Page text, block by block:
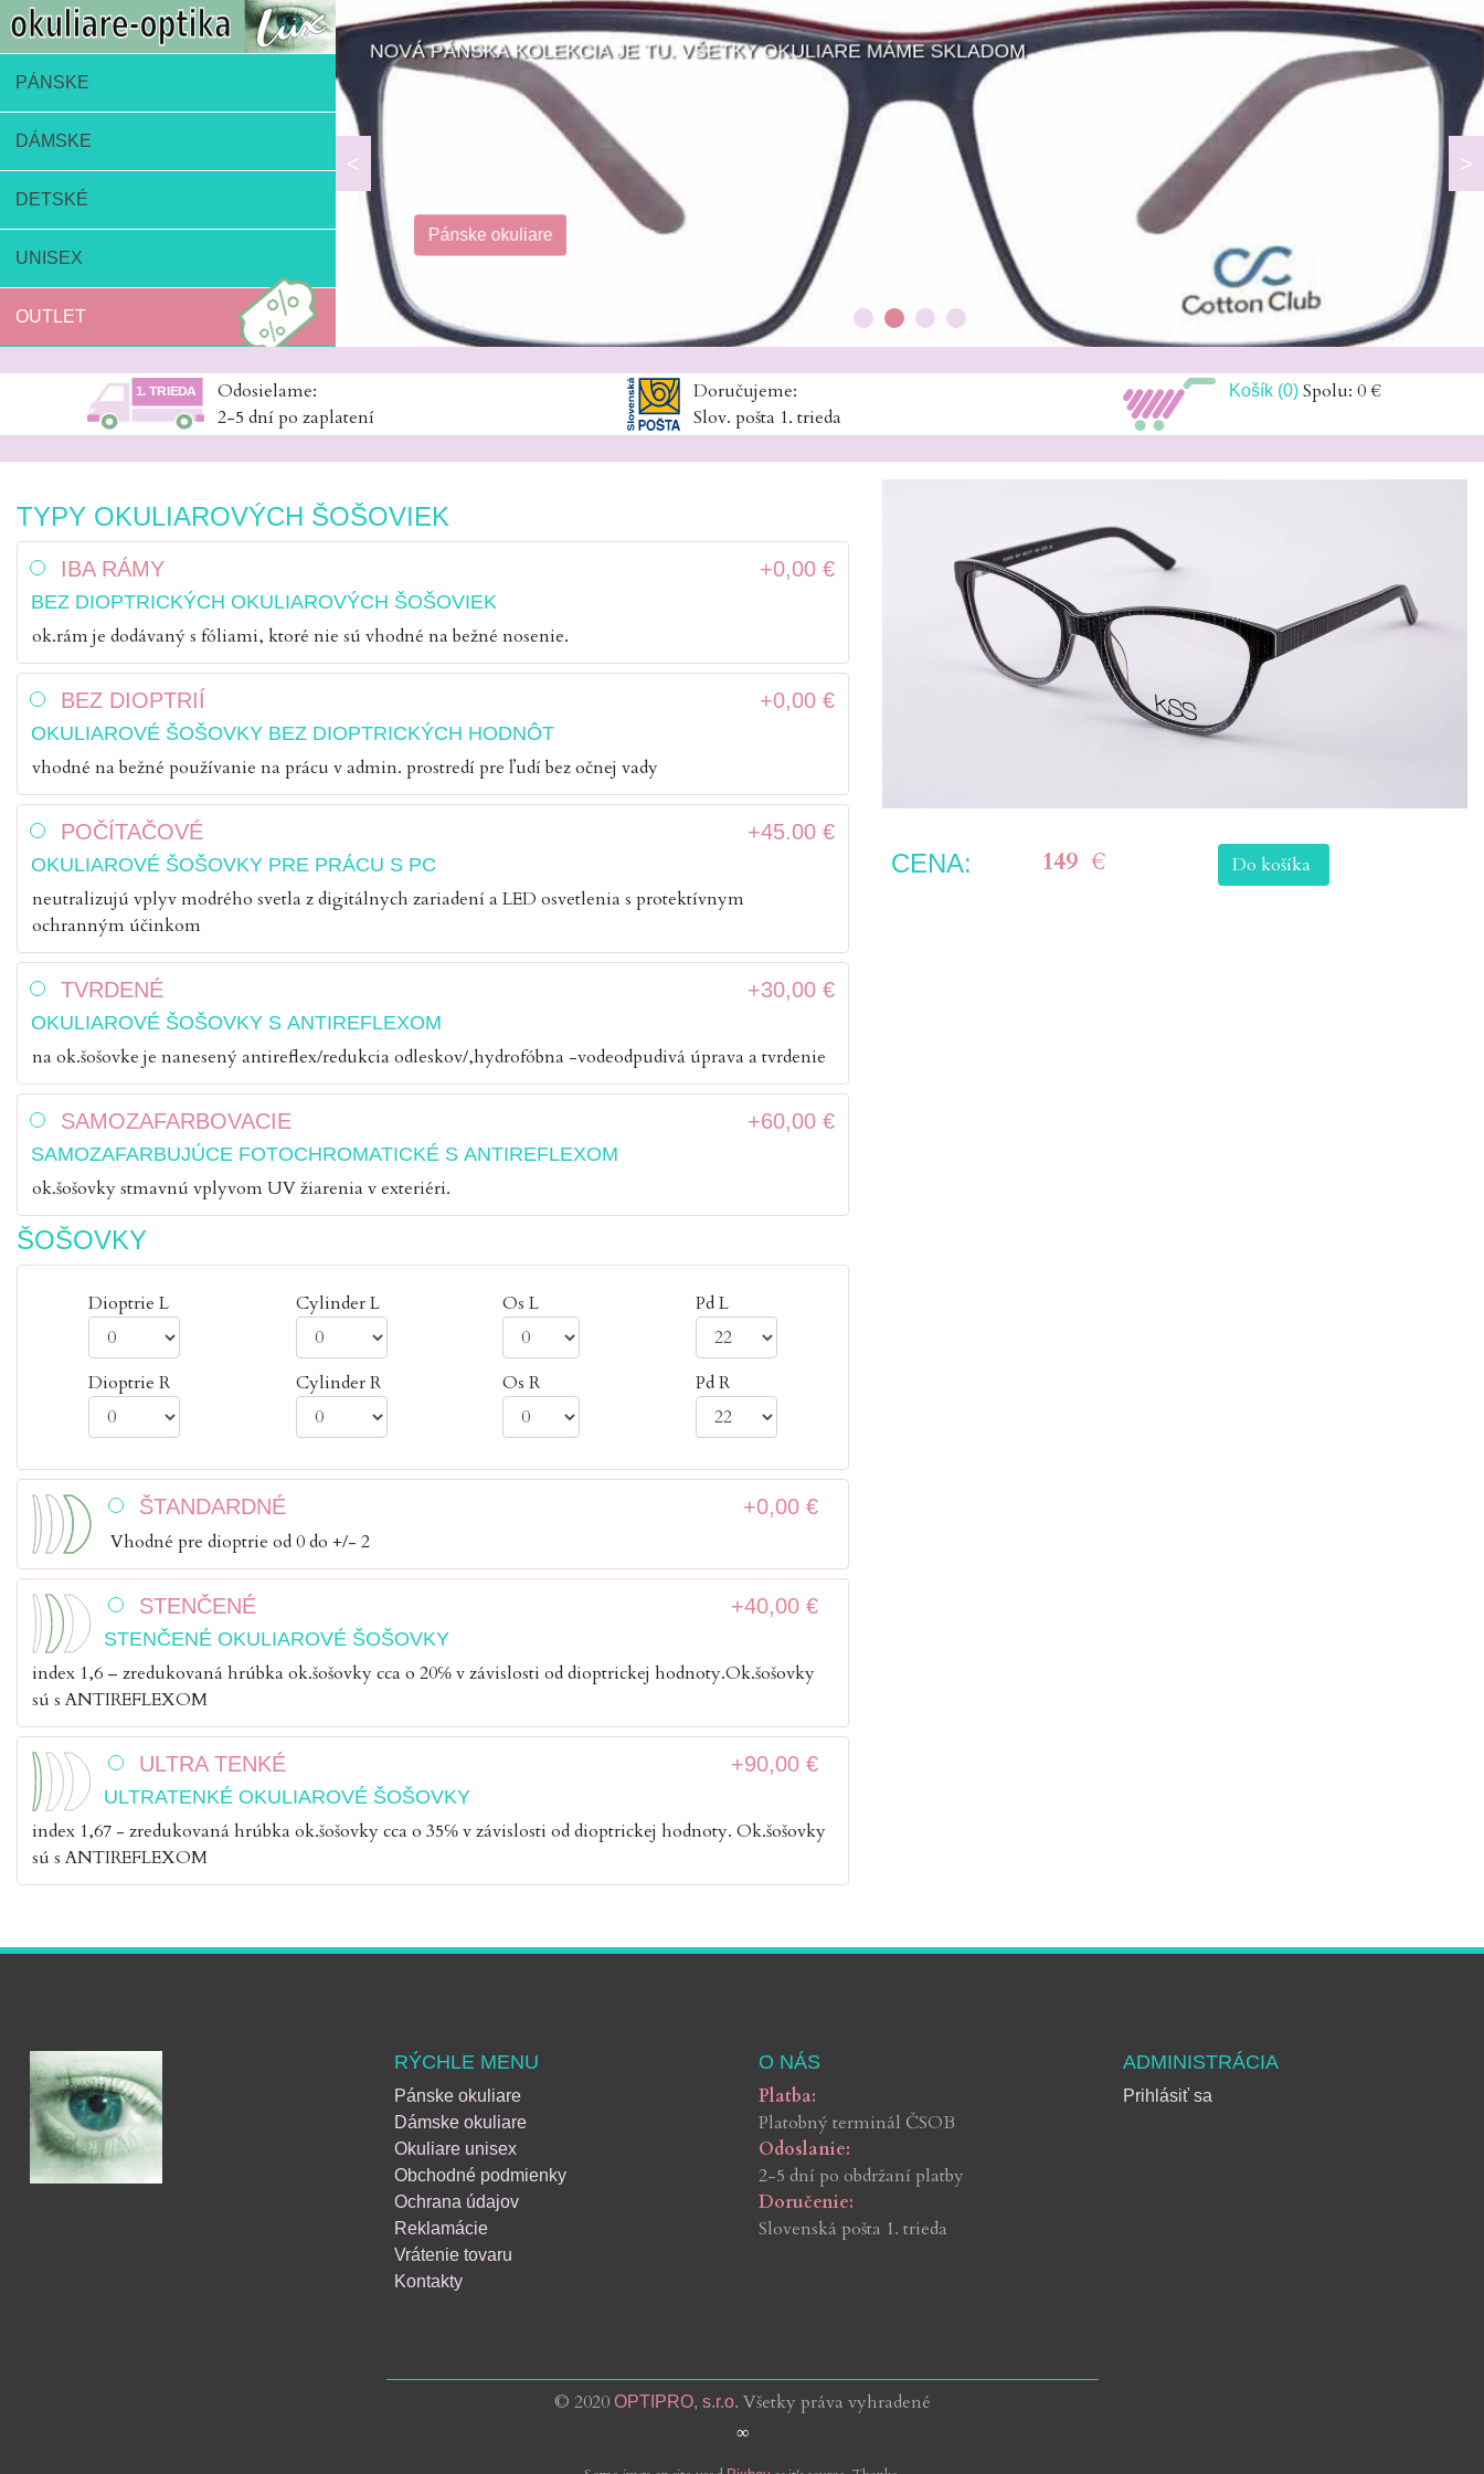
PÁNSKE
DÁMSKE
DETSKÉ
UNISEX
OUTLET
< >
NOVÁ PÁNSKA KOLEKCIA JE TU. VŠETKY OKULIARE MÁME SKLADOM
Pánske okuliare
Odosielame:
2-5 dní po zaplatení
Doručujeme:
Slov. pošta 1. trieda
Košík (0) Spolu: 0 €
TYPY OKULIAROVÝCH ŠOŠOVIEK
IBA RÁMY +0,00 €
BEZ DIOPTRICKÝCH OKULIAROVÝCH ŠOŠOVIEK
ok.rám je dodávaný s fóliami, ktoré nie sú vhodné na bežné nosenie.
BEZ DIOPTRIÍ +0,00 €
OKULIAROVÉ ŠOŠOVKY BEZ DIOPTRICKÝCH HODNÔT
vhodné na bežné používanie na prácu v admin. prostredí pre ľudí bez očnej vady
POČÍTAČOVÉ +45.00 €
OKULIAROVÉ ŠOŠOVKY PRE PRÁCU S PC
neutralizujú vplyv modrého svetla z digitálnych zariadení a LED osvetlenia s protektívnym
ochranným účinkom
TVRDENÉ +30,00 €
OKULIAROVÉ ŠOŠOVKY S ANTIREFLEXOM
na ok.šošovke je nanesený antireflex/redukcia odleskov/,hydrofóbna -vodeodpudivá úprava a tvrdenie
SAMOZAFARBOVACIE +60,00 €
SAMOZAFARBUJÚCE FOTOCHROMATICKÉ S ANTIREFLEXOM
ok.šošovky stmavnú vplyvom UV žiarenia v exteriéri.
ŠOŠOVKY
Dioptrie L
Dioptrie R
Cylinder L
Cylinder R
Os L
Os R
Pd L
Pd R
ŠTANDARDNÉ
+0,00 €
Vhodné pre dioptrie od 0 do +/- 2
STENČENÉ +40,00 €
STENČENÉ OKULIAROVÉ ŠOŠOVKY
index 1,6 – zredukovaná hrúbka ok.šošovky cca o 20℅ v závislosti od dioptrickej hodnoty.Ok.šošovky
sú s ANTIREFLEXOM
ULTRA TENKÉ +90,00 €
ULTRATENKÉ OKULIAROVÉ ŠOŠOVKY
index 1,67 - zredukovaná hrúbka ok.šošovky cca o 35℅ v závislosti od dioptrickej hodnoty. Ok.šošovky
sú s ANTIREFLEXOM
CENA: 149 € Do košíka
RÝCHLE MENU
Pánske okuliare
Dámske okuliare
Okuliare unisex
Obchodné podmienky
Ochrana údajov
Reklamácie
Vrátenie tovaru
Kontakty
O NÁS
Platba:
Platobný terminál ČSOB
Odoslanie:
2-5 dní po obdržaní platby
Doručenie:
Slovenská pošta 1. trieda
ADMINISTRÁCIA
Prihlásiť sa
© 2020 OPTIPRO, s.r.o. Všetky práva vyhradené
∞